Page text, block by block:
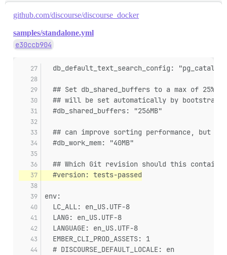
github.com/discourse/discourse_docker
samples/standalone.yml
e30ccb904
db_default_text_search_config:
## Set db_shared_buffers to a max of 25%
## will be set automatically by bootstrap
  #db_shared_buffers: "256MB"
## can improve sorting performance, but
  #db_work_mem: "40MB"
## Which Git revision should this
  #version: tests-passed
env:
  LC_ALL: en_US.UTF-8
  LANG: en_US.UTF-8
  LANGUAGE: en_US.UTF-8
  EMBER_CLI_PROD_ASSETS: 1
  # DISCOURSE_DEFAULT_LOCALE: en